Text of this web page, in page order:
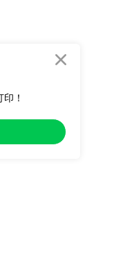
！
